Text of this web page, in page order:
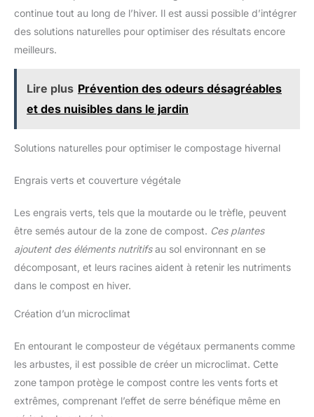
gazon, déchêts ménagers et
feuillage d'automne : 50 g
Tailles, bois : 200 g. 1 m² de 10
vroyer et les mélanger avec le
reste des déchêts. Pas de
déchêts de viande ou de
graisse sur le compost.
RESPONSABLE : Cet engrais est
et minéraux. Il intègre de la
Zéolite pour une meilleure
absorption des nutriments par
dispersion dans les sols. Il a
été élaboré en France par notre
équipe R&D et produit en
continue tout au long de l’hiver. Il est aussi possible d’intégrer
des solutions naturelles pour optimiser des résultats encore
meilleurs.
Lire plus Prévention des odeurs désagréables
et des nuisibles dans le jardin
Solutions naturelles pour optimiser le compostage hivernal
Engrais verts et couverture végétale
Les engrais verts, tels que la moutarde ou le trèfle, peuvent
être semés autour de la zone de compost. Ces plantes
ajoutent des éléments nutritifsau sol environnant en se
décomposant, et leurs racines aident à retenir les nutriments
dans le compost en hiver.
Création d’un microclimat
En entourant le composteur de végétaux permanents comme
les arbustes, il est possible de créer un microclimat. Cette
zone tampon protège le compost contre les vents forts et
extrêmes, comprenant l’effet de serre bénéfique même en